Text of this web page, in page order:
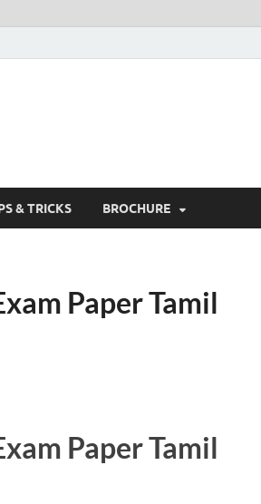
& TRICKS BROCHURE
Paper Tamil
Paper Tamil